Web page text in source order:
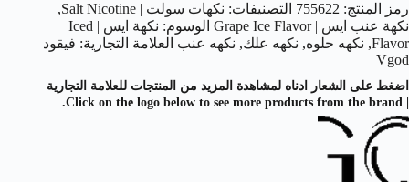
رمز المنتج: 755622 التصنيفات: نكهات سولت | Salt Nicotine
,
نكهة عنب ايس | Grape Ice Flavor
الوسوم:
نكهة ايس | Iced
Flavor
, نكهه حلوه, نكهه علك, نكهه عنب العلامة التجارية: فيقود
Vgod
اضغط على الشعار ادناه لمشاهدة المزيد من المنتجات للعلامة التجارية